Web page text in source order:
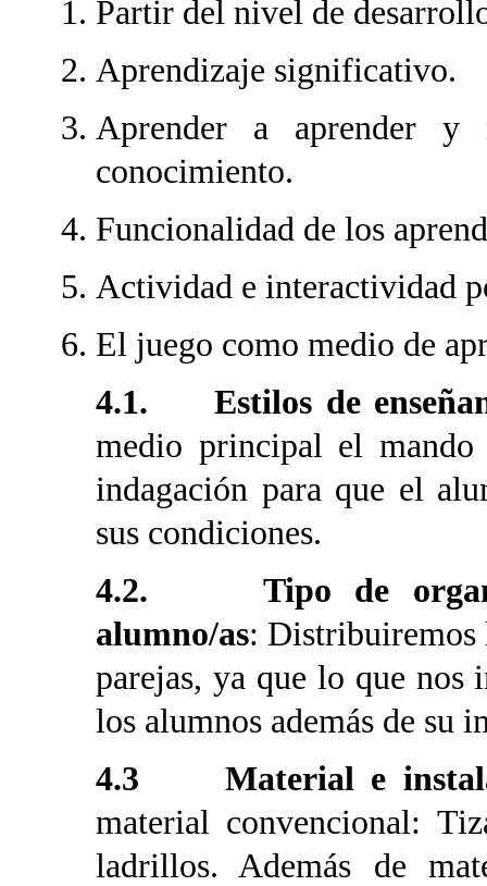
Partir del nivel de
Aprendizaje significativo.
Aprender a aprender y
conocimiento.
Funcionalidad de los
Actividad e interactividad
El juego como medio de
4.1. Estilos de
medio principal el
indagación para que el
sus condiciones.
4.2. Tipo de
alumno/as: Distribuiremos
parejas, ya que lo que nos
los alumnos además de su
4.3 Material e
material convencional:
ladrillos. Además de